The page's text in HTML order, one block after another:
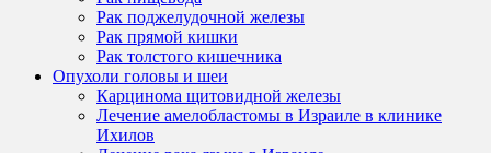
Рак поджелудочной железы
Рак прямой кишки
Рак толстого кишечника
Опухоли головы и шеи
Карцинома щитовидной железы
Лечение амелобластомы в Израиле в клинике
Ихилов